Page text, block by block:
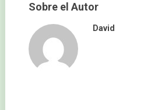
Sobre el Autor
David